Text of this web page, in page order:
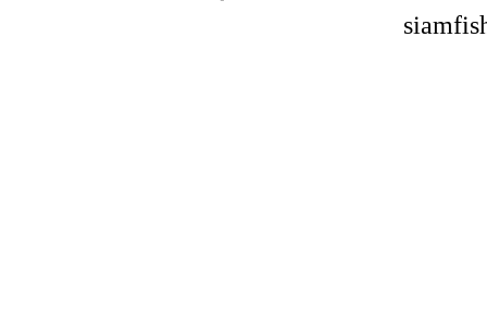
นอกจากนี้ความชื้นยังสามารถก่อให้เกิด